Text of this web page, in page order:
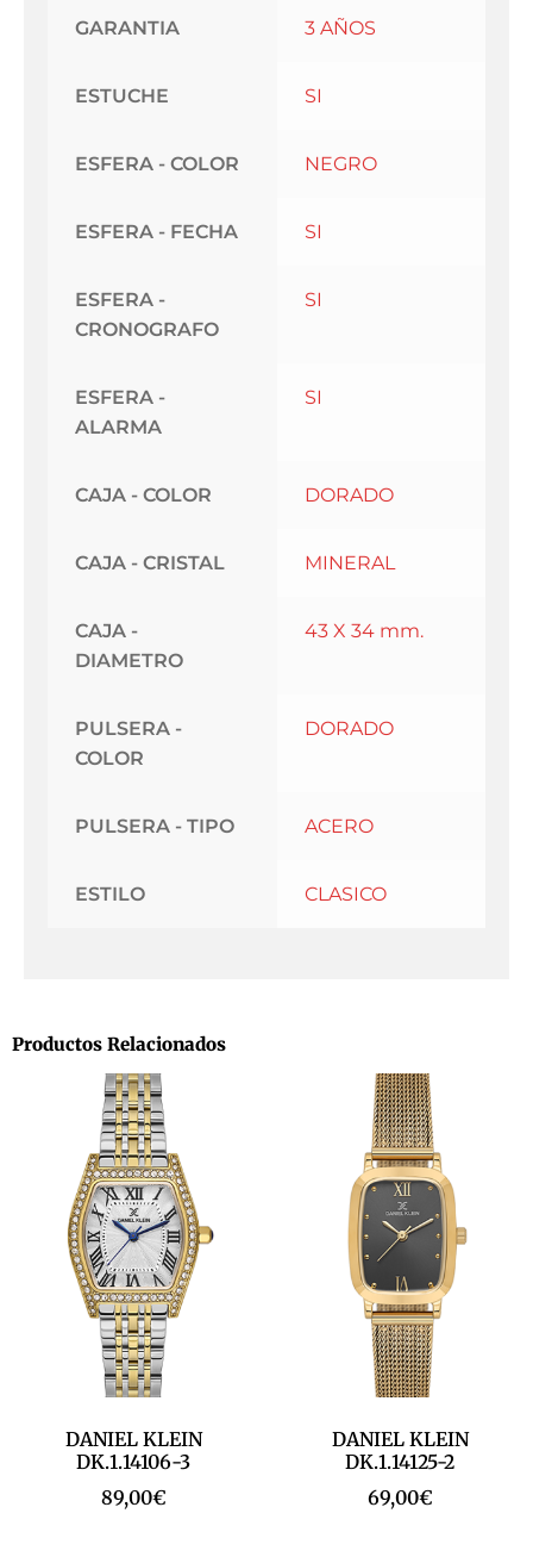
GARANTIA 3 AÑOS
ESTUCHE SI
ESFERA - COLOR NEGRO
ESFERA - FECHA SI
ESFERA -
CRONOGRAFO
SI
ESFERA -
ALARMA
SI
CAJA - COLOR DORADO
CAJA - CRISTAL MINERAL
CAJA -
DIAMETRO
43 X 34 mm.
PULSERA -
COLOR
DORADO
PULSERA - TIPO ACERO
ESTILO CLASICO
Productos Relacionados
DANIEL KLEIN
DK.1.14106-3
89,00€
DANIEL KLEIN
DK.1.14125-2
69,00€